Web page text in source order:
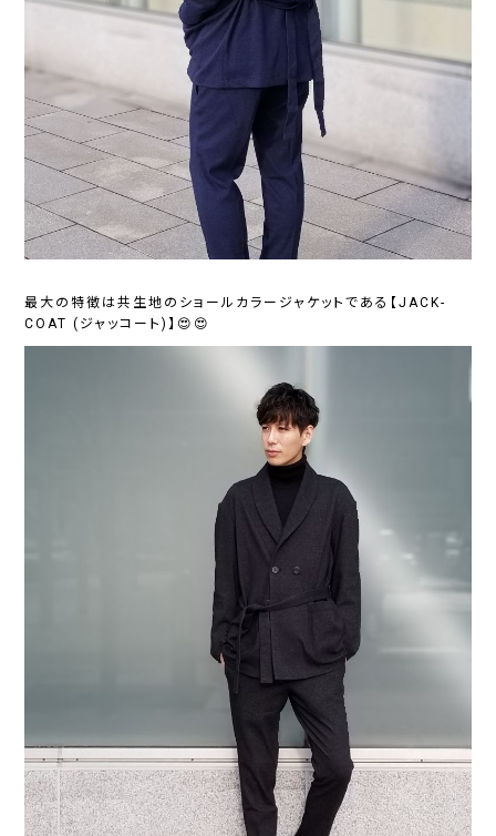
最大の特徴は共生地のショールカラージャケットである【JACK-
COAT (ジャッコート)】😍😍